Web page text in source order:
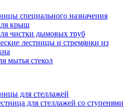
специального назначения
крыш
чистки дымовых труб
лестницы и стремянки из
мытья стекол
для стеллажей
для стеллажей со ступенями